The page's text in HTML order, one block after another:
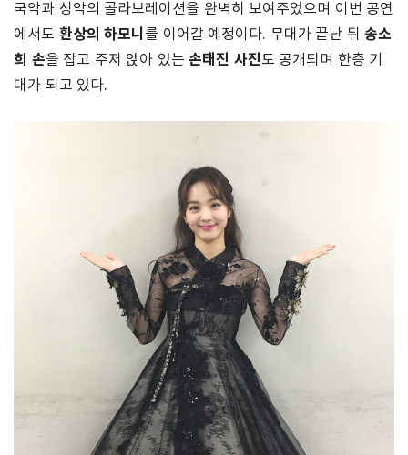
국악과 성악의 콜라보레이션을 완벽히 보여주었으며 이번 공연
에서도 환상의 하모니 를 이어갈 예정이다. 무대가 끝난 뒤 송소
희 손을 잡고 주저 앉아 있는 손태진 사진도 공개되며 한층 기
대가 되고 있다.